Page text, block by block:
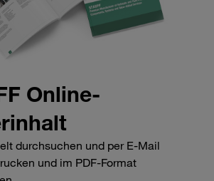
Online-
durchsuchen und per E-Mail
und im PDF-Format